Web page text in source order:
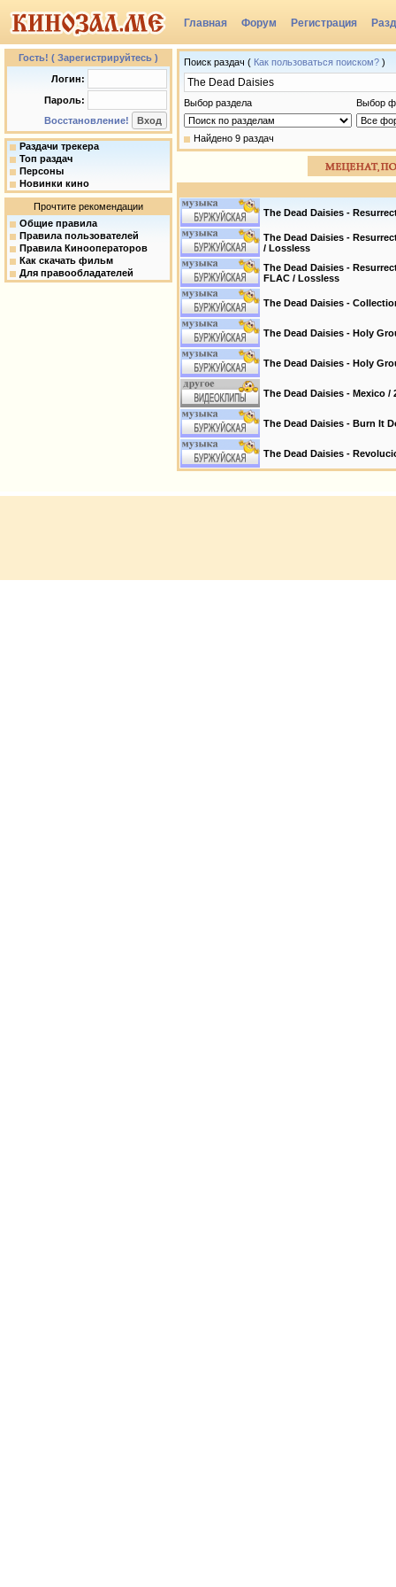
Главная Форум Регистрация
Группы
Гость! ( Зарегистрируйтесь )
Логин:
Пароль:
Восстановление!
Раздачи трекера
Топ раздач
Персоны
Новинки кино
Прочтите рекомендации
Общие правила
Правила пользователей
Правила Кинооператоров
Как скачать фильм
Для правообладателей
Поиск раздач ( Как пользоваться поиском? )
Выбор раздела Выбор
Найдено 9 раздач
The Dead Daisies -
The Dead Daisies -
/ Lossless
The Dead Daisies -
FLAC / Lossless
The Dead Daisies -
The Dead Daisies - Holy
The Dead Daisies - Holy
The Dead Daisies - Mexico /
The Dead Daisies - Burn It
The Dead Daisies -